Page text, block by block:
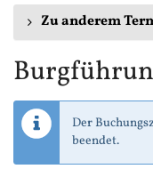
Zu anderem
Der
beendet.